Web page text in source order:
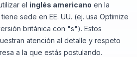
el inglés americano en la
sede en EE. UU. (ej. usa Optimize
británica con "s"). Estos
atención al detalle y respeto
a la que estás postulando.